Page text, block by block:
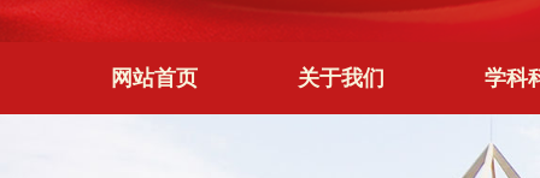
网站首页 关于我们 学科